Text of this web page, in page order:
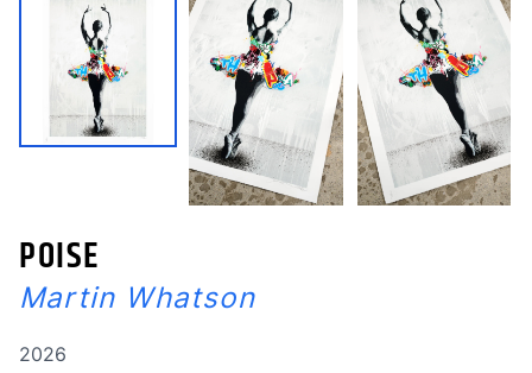
POISE
Martin Whatson
Année de réalisation
2026